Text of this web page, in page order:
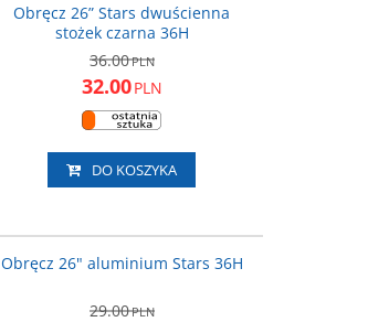
Obręcz 26” Stars dwuścienna
stożek czarna 36H
36.00PLN
32.00PLN
DO KOSZYKA
Obręcz 26" aluminium Stars 36H
29.00PLN